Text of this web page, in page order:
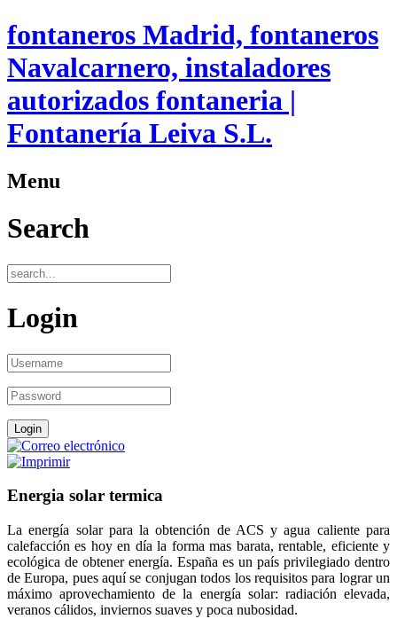
fontaneros Madrid, fontaneros
Navalcarnero, instaladores
autorizados fontaneria |
Fontanería Leiva S.L.
Menu
Search
Login
Energia solar termica
La energía solar para la obtención de ACS y agua caliente para
calefacción es hoy en día la forma mas barata, rentable, eficiente y
ecológica de obtener energía. España es un país privilegiado dentro
de Europa, pues aquí se conjugan todos los requisitos para lograr un
máximo aprovechamiento de la energía solar: radiación elevada,
veranos cálidos, inviernos suaves y poca nubosidad.